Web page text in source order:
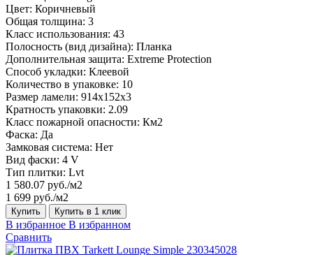
Цвет: Коричневый
Общая толщина: 3
Класс использования: 43
Полосность (вид дизайна): Планка
Дополнительная защита: Extreme Protection
Способ укладки: Клеевой
Количество в упаковке: 10
Размер ламели: 914x152x3
Кратность упаковки: 2.09
Класс пожарной опасности: Км2
Фаска: Да
Замковая система: Нет
Вид фаски: 4 V
Тип плитки: Lvt
1 580.07 руб./м2
1 699 руб./м2
Купить Купить в 1 клик
В избранное В избранном
Сравнить